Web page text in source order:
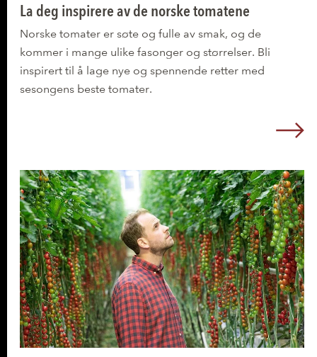
La deg inspirere av de norske tomatene
Norske tomater er søte og fulle av smak, og de
kommer i mange ulike fasonger og størrelser. Bli
inspirert til å lage nye og spennende retter med
sesongens beste tomater.